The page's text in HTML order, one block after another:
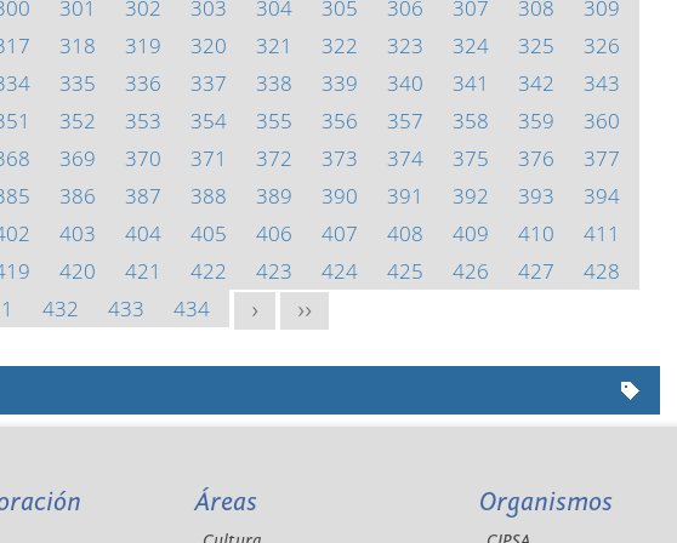
301 302 303 304 305 306 307 308
309
318 319 320 321 322 323 324 325
326
335 336 337 338 339 340 341 342
343
352 353 354 355 356 357 358 359
360
369 370 371 372 373 374 375 376
377
386 387 388 389 390 391 392 393
394
403 404 405 406 407 408 409 410
411
420 421 422 423 424 425 426 427
428
432 433 434 > >>
Áreas Organismos